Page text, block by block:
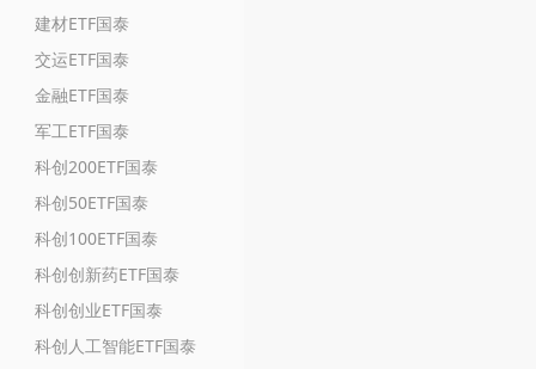
建材ETF国泰
交运ETF国泰
金融ETF国泰
军工ETF国泰
科创200ETF国泰
科创50ETF国泰
科创100ETF国泰
科创创新药ETF国泰
科创创业ETF国泰
科创人工智能ETF国泰